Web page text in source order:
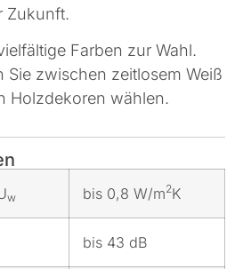
Zukunft.
Farben zur Wahl.
Sie zwischen zeitlosem Weiß
Holzdekoren wählen.
w bis 0,8 W/m2K
bis 43 dB